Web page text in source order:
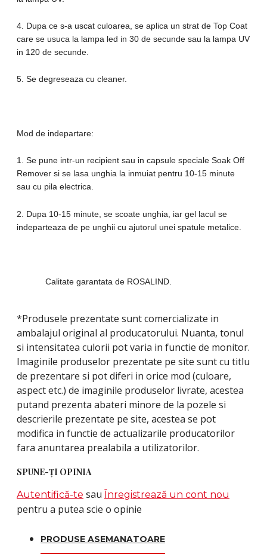
4. Dupa ce s-a uscat culoarea, se aplica un strat de Top Coat
care se usuca la lampa led in 30 de secunde sau la lampa UV
in 120 de secunde.
5. Se degreseaza cu cleaner.
Mod de indepartare:
1. Se pune intr-un recipient sau in capsule speciale Soak Off
Remover si se lasa unghia la inmuiat pentru 10-15 minute
sau cu pila electrica.
2. Dupa 10-15 minute, se scoate unghia, iar gel lacul se
indeparteaza de pe unghii cu ajutorul unei spatule metalice.
Calitate garantata de ROSALIND.
*Produsele prezentate sunt comercializate in
ambalajul original al producatorului. Nuanta, tonul
si intensitatea culorii pot varia in functie de monitor.
Imaginile produselor prezentate pe site sunt cu titlu
de prezentare si pot diferi in orice mod (culoare,
aspect etc.) de imaginile produselor livrate, acestea
putand prezenta abateri minore de la pozele si
descrierile prezentate pe site, acestea se pot
modifica in functie de actualizarile producatorilor
fara anuntarea prealabila a utilizatorilor.
SPUNE-ŢI OPINIA
Autentifică-te sau Înregistrează un cont nou
pentru a putea scie o opinie
PRODUSE ASEMANATOARE